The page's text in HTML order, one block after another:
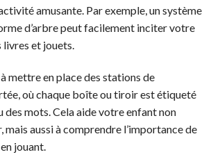
amusante. Par exemple, un système
d’arbre peut facilement inciter votre
livres et jouets.
mettre en place des stations de
où chaque boîte ou tiroir est étiqueté
des mots. Cela aide votre enfant non
mais aussi à comprendre l’importance de
jouant.